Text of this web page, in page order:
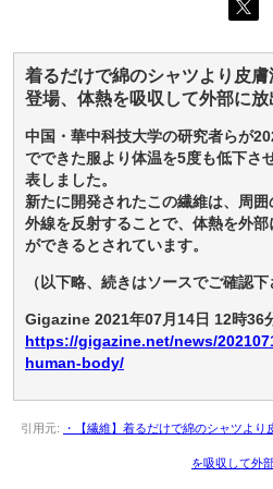
着るだけで綿のシャツより皮
登場、体熱を吸収して外部に
中国・華中科技大学の研究者らが
でできた服より体温を5度も低下さ
表しました。
新たに開発されたこの繊維は、周
外線を反射することで、体熱を外
ができるとされています。
（以下略、続きはソースでご確認下
Gigazine 2021年07月14日 12時36
https://gigazine.net/news/
human-body/
引用元: ・【繊維】着るだけで綿のシャツよ
を吸収して外